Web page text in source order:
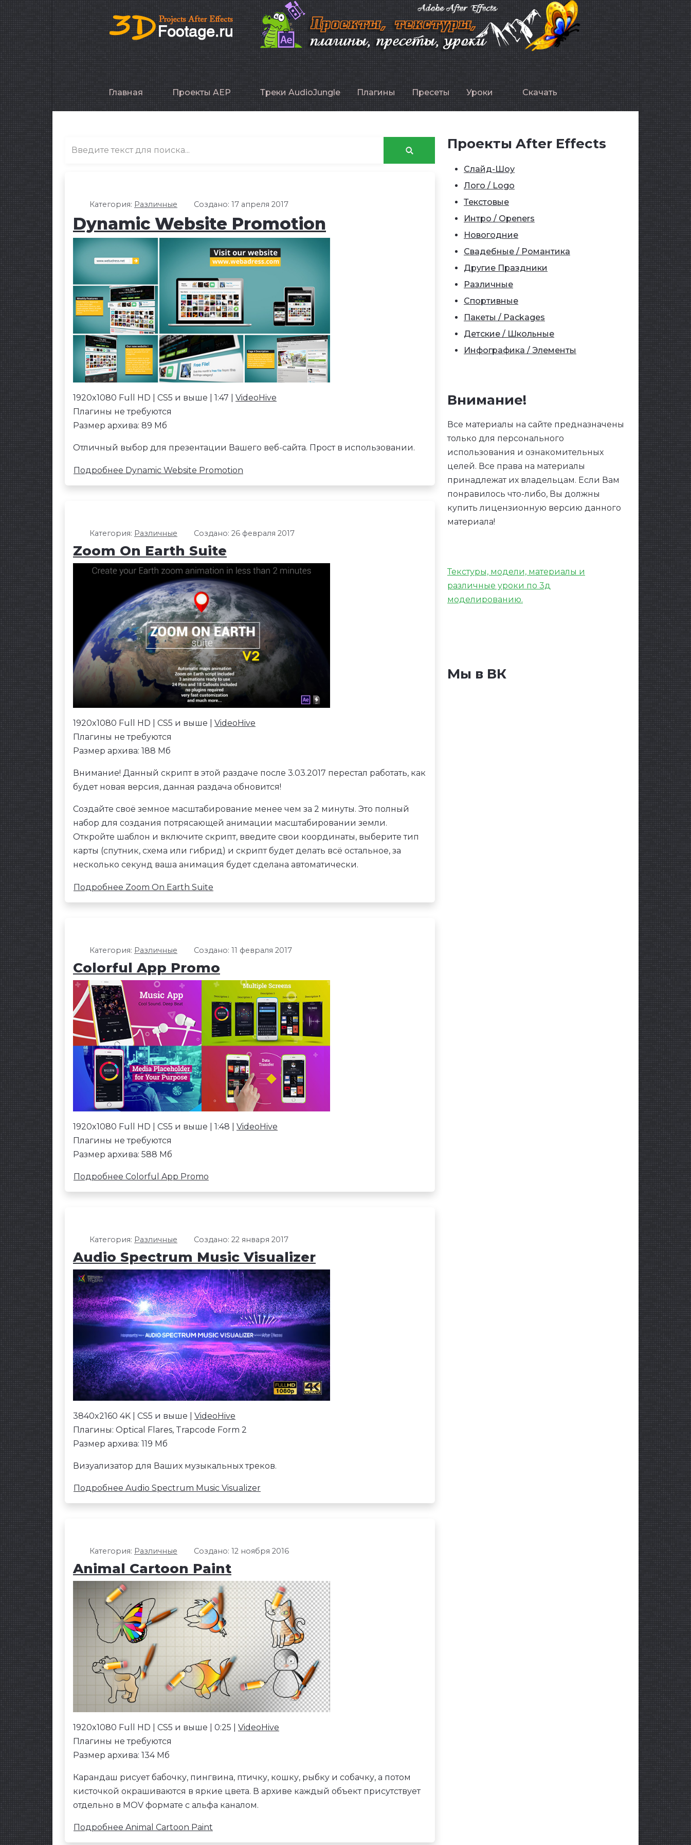
Главная Проекты AEP Треки AudioJungle Плагины Пресеты Уроки Скачать
Категория: Различные Создано: 17 апреля 2017
Dynamic Website Promotion
1920x1080 Full HD | CS5 и выше | 1:47 | VideoHive
Плагины не требуются
Размер архива: 89 Мб
Отличный выбор для презентации Вашего веб-сайта. Прост в использовании.
Подробнее Dynamic Website Promotion
Категория: Различные Создано: 26 февраля 2017
Zoom On Earth Suite
1920x1080 Full HD | CS5 и выше | VideoHive
Плагины не требуются
Размер архива: 188 Мб
Внимание! Данный скрипт в этой раздаче после 3.03.2017 перестал работать, как
будет новая версия, данная раздача обновится!
Создайте своё земное масштабирование менее чем за 2 минуты. Это полный
набор для создания потрясающей анимации масштабировании земли.
Откройте шаблон и включите скрипт, введите свои координаты, выберите тип
карты (спутник, схема или гибрид) и скрипт будет делать всё остальное, за
несколько секунд ваша анимация будет сделана автоматически.
Подробнее Zoom On Earth Suite
Категория: Различные Создано: 11 февраля 2017
Colorful App Promo
1920x1080 Full HD | CS5 и выше | 1:48 | VideoHive
Плагины не требуются
Размер архива: 588 Мб
Подробнее Colorful App Promo
Категория: Различные Создано: 22 января 2017
Audio Spectrum Music Visualizer
3840x2160 4K | CS5 и выше | VideoHive
Плагины: Optical Flares, Trapcode Form 2
Размер архива: 119 Мб
Визуализатор для Ваших музыкальных треков.
Подробнее Audio Spectrum Music Visualizer
Категория: Различные Создано: 12 ноября 2016
Animal Cartoon Paint
1920x1080 Full HD | CS5 и выше | 0:25 | VideoHive
Плагины не требуются
Размер архива: 134 Мб
Карандаш рисует бабочку, пингвина, птичку, кошку, рыбку и собачку, а потом
кисточкой окрашиваются в яркие цвета. В архиве каждый объект присутствует
отдельно в MOV формате с альфа каналом.
Подробнее Animal Cartoon Paint
Проекты After Effects
Слайд-Шоу
Лого / Logo
Текстовые
Интро / Openers
Новогодние
Свадебные / Романтика
Другие Праздники
Различные
Спортивные
Пакеты / Packages
Детские / Школьные
Инфографика / Элементы
Внимание!
Все материалы на сайте предназначены
только для персонального
использования и ознакомительных
целей. Все права на материалы
принадлежат их владельцам. Если Вам
понравилось что-либо, Вы должны
купить лицензионную версию данного
материала!
Текстуры, модели, материалы и
различные уроки по 3д
моделированию.
Мы в ВК